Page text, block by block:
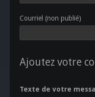
Courriel (non publié)
Ajoutez votre
Texte de votre